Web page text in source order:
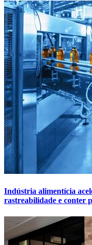
Indústria alimentícia
rastreabilidade e conter